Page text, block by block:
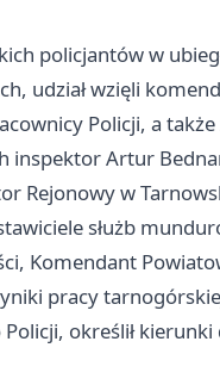
policjantów w
udział wzięli
Policji, a
inspektor Artur
Rejonowy w
służb
Komendant
pracy
określił kierunki